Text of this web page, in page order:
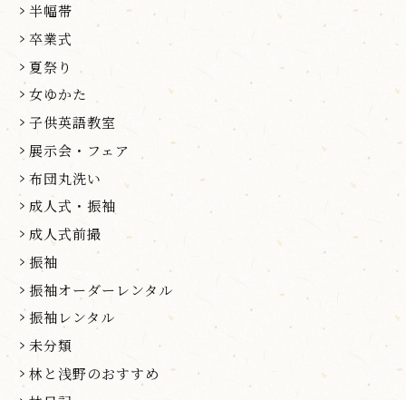
半幅帯
卒業式
夏祭り
女ゆかた
子供英語教室
展示会・フェア
布団丸洗い
成人式・振袖
成人式前撮
振袖
振袖オーダーレンタル
振袖レンタル
未分類
林と浅野のおすすめ